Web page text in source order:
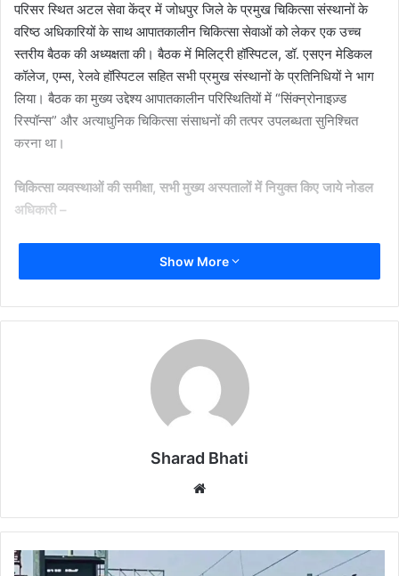
परिसर स्थित अटल सेवा केंद्र में जोधपुर जिले के प्रमुख चिकित्सा संस्थानों के
वरिष्ठ अधिकारियों के साथ आपातकालीन चिकित्सा सेवाओं को लेकर एक उच्च
स्तरीय बैठक की अध्यक्षता की। बैठक में मिलिट्री हॉस्पिटल, डॉ. एसएन मेडिकल
कॉलेज, एम्स, रेलवे हॉस्पिटल सहित सभी प्रमुख संस्थानों के प्रतिनिधियों ने भाग
लिया। बैठक का मुख्य उद्देश्य आपातकालीन परिस्थितियों में “सिंक्न्रोनाइज़्ड
रिस्पॉन्स” और अत्याधुनिक चिकित्सा संसाधनों की तत्पर उपलब्धता सुनिश्चित
करना था।
चिकित्सा व्यवस्थाओं की समीक्षा, सभी मुख्य अस्पतालों में नियुक्त किए जाये नोडल
अधिकारी–
केंद्रीय मंत्री ने निर्देश दिए कि जिले के सभी प्रमुख अस्पतालों में एक-एक नोडल
अधिकारी नियुक्त किया जाए, जो संकट की स्थिति में समन्वय का कार्य करेंगे। साथ
नियुक्त करने के निर्देश दिए ताकि प्रशासनिक और चिकित्सकीय समन्वय में कोई
श्री शेखावत ने बैठक में विस्तार से मेडिकल इक्विपमेंट्स, रक्त की उपलब्ध
यूनिट्स, बेड्स, आईसीयू संसाधन और एम्बुलेंस सेवाओं की समीक्षा की और निर्देश
समन्वय ही हमारी सबसे बड़ी पूंजी है।”
जिला कलक्टर ने दी तैयारियों की विस्तृत जानकारी –
Show More
Sharad Bhati
जोधपुर